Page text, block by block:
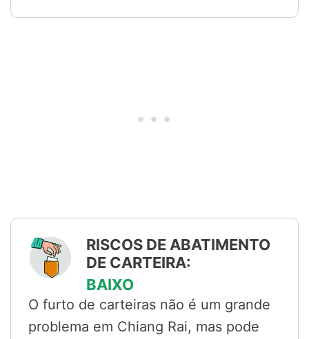
RISCOS DE ABATIMENTO
DE CARTEIRA:
BAIXO
O furto de carteiras não é um grande
problema em Chiang Rai, mas pode